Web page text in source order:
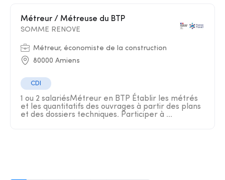
Métreur / Métreuse du BTP
SOMME RENOVE
Métreur, économiste de la construction
80000 Amiens
CDI
1 ou 2 salariésMétreur en BTP Établir les métrés
et les quantitatifs des ouvrages à partir des plans
et des dossiers techniques. Participer à ...